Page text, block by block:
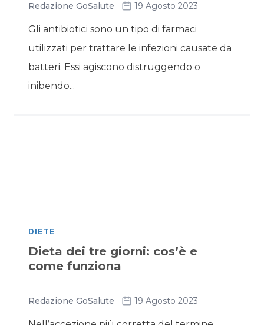
Redazione GoSalute 19 Agosto 2023
Gli antibiotici sono un tipo di farmaci
utilizzati per trattare le infezioni causate da
batteri. Essi agiscono distruggendo o
inibendo...
DIETE
Dieta dei tre giorni: cos’è e
come funziona
Redazione GoSalute 19 Agosto 2023